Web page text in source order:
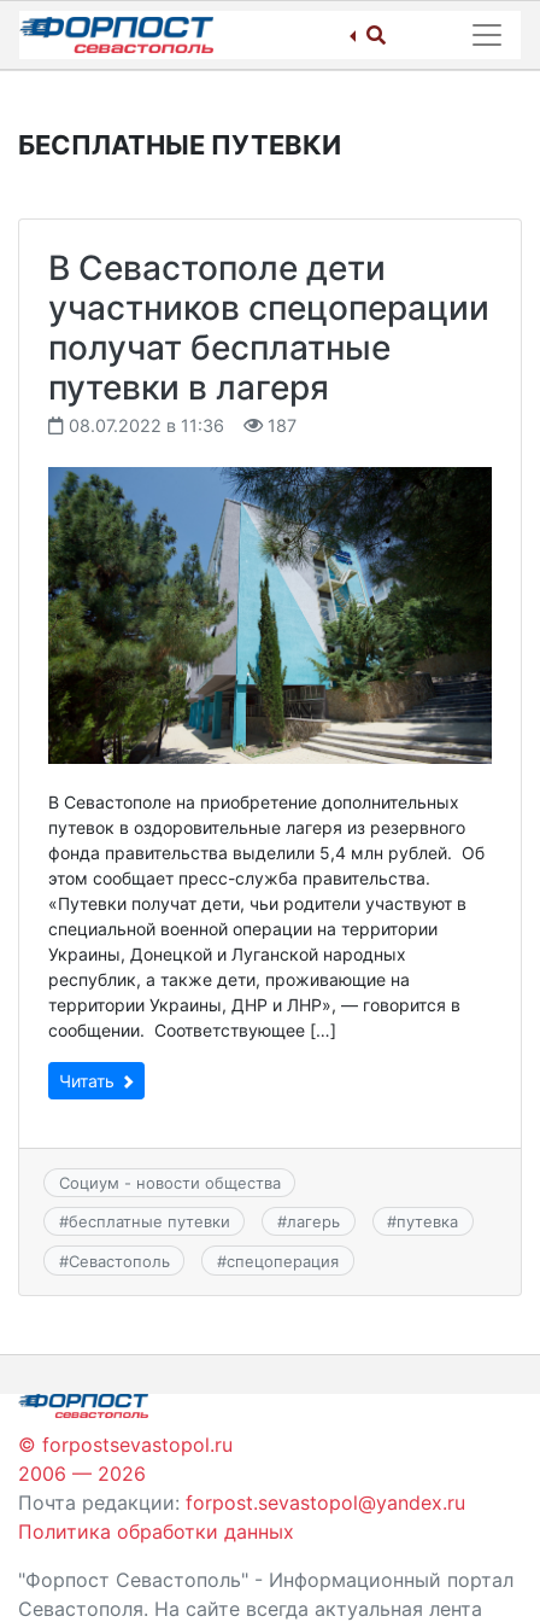
Skip
content
БЕСПЛАТНЫЕ ПУТЕВКИ
В Севастополе дети
участников спецоперации
получат бесплатные
путевки в лагеря
08.07.2022 в 11:36 187
В Севастополе на приобретение дополнительных
путевок в оздоровительные лагеря из резервного
фонда правительства выделили 5,4 млн рублей. Об
этом сообщает пресс-служба правительства.
«Путевки получат дети, чьи родители участвуют в
специальной военной операции на территории
Украины, Донецкой и Луганской народных
республик, а также дети, проживающие на
территории Украины, ДНР и ЛНР», — говорится в
сообщении. Соответствующее […]
Читать
Социум - новости общества
#бесплатные путевки #лагерь #путевка
#Севастополь #спецоперация
© forpostsevastopol.ru
2006 — 2026
Почта редакции: forpost.sevastopol@yandex.ru
Политика обработки данных
"Форпост Севастополь" - Информационный портал
Севастополя. На сайте всегда актуальная лента